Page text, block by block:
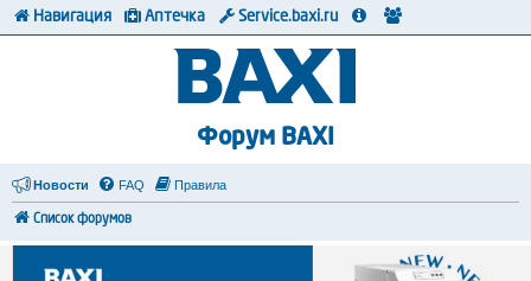
Форум BAXI
Новости FAQ Правила
Список форумов
Навигация Аптечка Service.baxi.ru